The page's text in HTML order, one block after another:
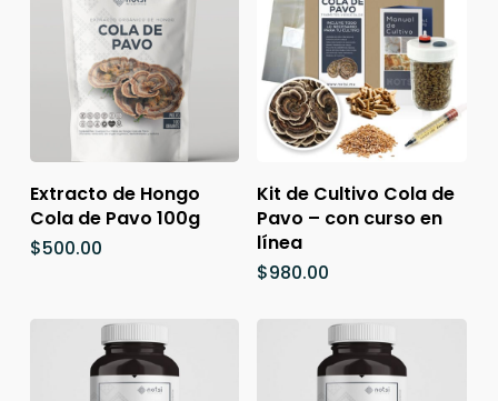
Añadir Al Carrito
Extracto de Hongo
Cola de Pavo 100g
$500.00
Añadir Al Carrito
Kit de Cultivo Cola de
Pavo – con curso en
línea
$980.00